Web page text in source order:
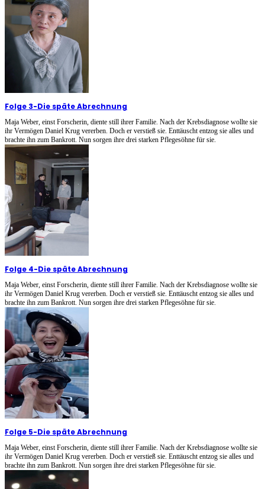
Folge 3-Die späte Abrechnung
Maja Weber, einst Forscherin, diente still ihrer Familie. Nach der Krebsdiagnose wollte sie
ihr Vermögen Daniel Krug vererben. Doch er verstieß sie. Enttäuscht entzog sie alles und
brachte ihn zum Bankrott. Nun sorgen ihre drei starken Pflegesöhne für sie.
Folge 4-Die späte Abrechnung
Maja Weber, einst Forscherin, diente still ihrer Familie. Nach der Krebsdiagnose wollte sie
ihr Vermögen Daniel Krug vererben. Doch er verstieß sie. Enttäuscht entzog sie alles und
brachte ihn zum Bankrott. Nun sorgen ihre drei starken Pflegesöhne für sie.
Folge 5-Die späte Abrechnung
Maja Weber, einst Forscherin, diente still ihrer Familie. Nach der Krebsdiagnose wollte sie
ihr Vermögen Daniel Krug vererben. Doch er verstieß sie. Enttäuscht entzog sie alles und
brachte ihn zum Bankrott. Nun sorgen ihre drei starken Pflegesöhne für sie.